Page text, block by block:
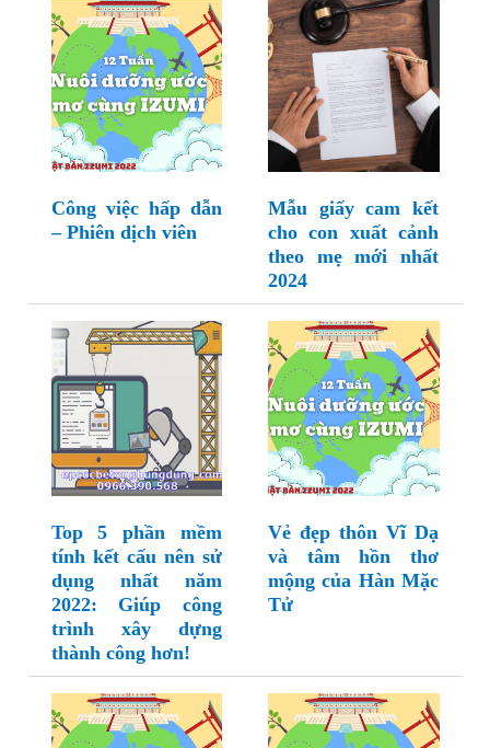
Công việc hấp dẫn
– Phiên dịch viên
Mẫu giấy cam kết
cho con xuất cảnh
theo mẹ mới nhất
2024
Top 5 phần mềm
tính kết cấu nên sử
dụng nhất năm
2022: Giúp công
trình xây dựng
thành công hơn!
Vẻ đẹp thôn Vĩ Dạ
và tâm hồn thơ
mộng của Hàn Mặc
Tử